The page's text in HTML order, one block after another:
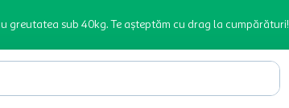
greutatea sub 40kg. Te așteptăm cu drag la cumpărături!